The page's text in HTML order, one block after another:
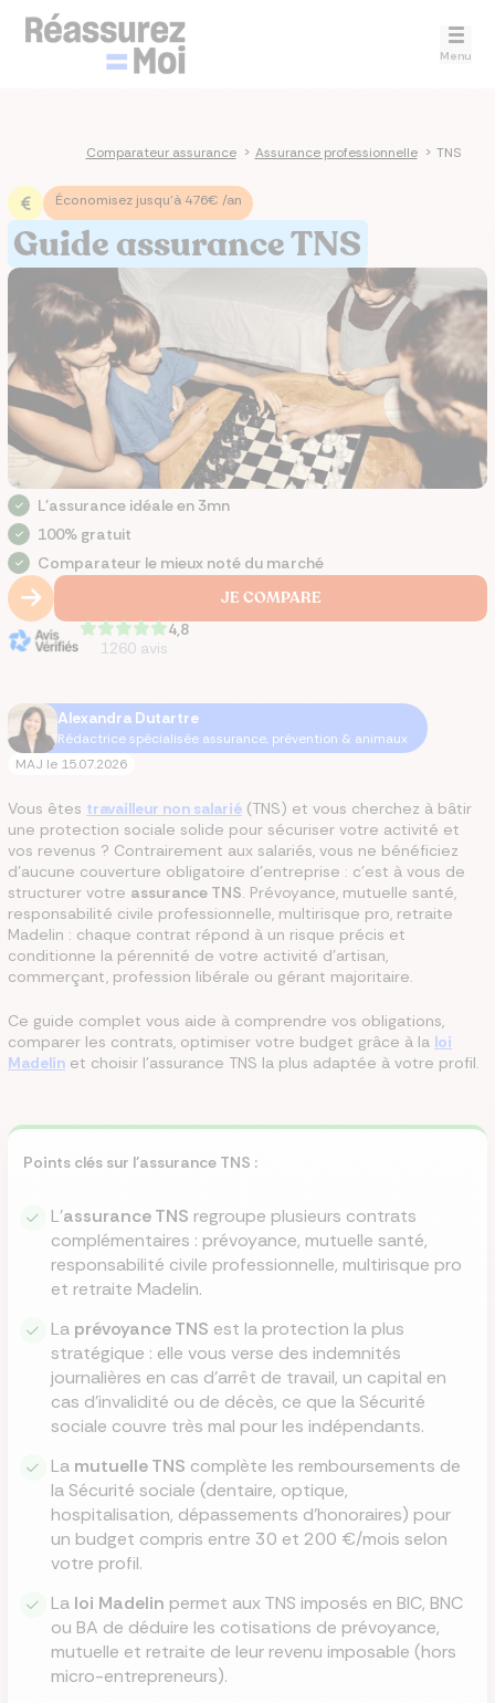
Menu
Comparateur assurance > Assurance professionnelle > TNS
Économisez jusqu’à 476€ /an
Guide assurance TNS
L'assurance idéale en 3mn
100% gratuit
Comparateur le mieux noté du marché
JE COMPARE
4,8
1260 avis
Alexandra Dutartre
Rédactrice spécialisée assurance, prévention & animaux
MAJ le 15.07.2026
Vous êtes travailleur non salarié (TNS) et vous cherchez à bâtir
une protection sociale solide pour sécuriser votre activité et
vos revenus ? Contrairement aux salariés, vous ne bénéficiez
d’aucune couverture obligatoire d’entreprise : c’est à vous de
structurer votre assurance TNS. Prévoyance, mutuelle santé,
responsabilité civile professionnelle, multirisque pro, retraite
Madelin : chaque contrat répond à un risque précis et
conditionne la pérennité de votre activité d’artisan,
commerçant, profession libérale ou gérant majoritaire.
Ce guide complet vous aide à comprendre vos obligations,
comparer les contrats, optimiser votre budget grâce à la loi
Madelin et choisir l’assurance TNS la plus adaptée à votre profil.
Points clés sur l’assurance TNS :
L’assurance TNS regroupe plusieurs contrats
complémentaires : prévoyance, mutuelle santé,
responsabilité civile professionnelle, multirisque pro
et retraite Madelin.
La prévoyance TNS est la protection la plus
stratégique : elle vous verse des indemnités
journalières en cas d’arrêt de travail, un capital en
cas d’invalidité ou de décès, ce que la Sécurité
sociale couvre très mal pour les indépendants.
La mutuelle TNS complète les remboursements de
la Sécurité sociale (dentaire, optique,
hospitalisation, dépassements d’honoraires) pour
un budget compris entre 30 et 200 €/mois selon
votre profil.
La loi Madelin permet aux TNS imposés en BIC, BNC
ou BA de déduire les cotisations de prévoyance,
mutuelle et retraite de leur revenu imposable (hors
micro-entrepreneurs).